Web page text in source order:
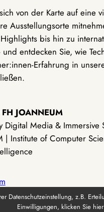
von der Karte auf eine
Ausstellungsorte
bis hin zu
entdecken Sie, wie
Erfahrung in
JOANNEUM
Digital Media & Immersive
| Institute of Computer
Datenschutzeinstellung, z.B.
Einwilligungen, klicken Sie